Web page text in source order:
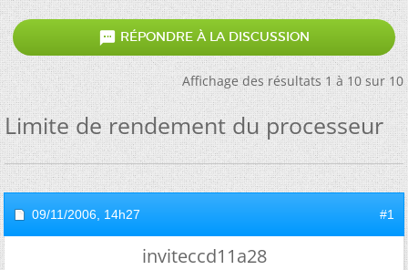
 RÉPONDRE À LA DISCUSSION
Affichage des résultats 1 à 10 sur 10
Limite de rendement du processeur
09/11/2006, 14h27 #1
inviteccd11a28